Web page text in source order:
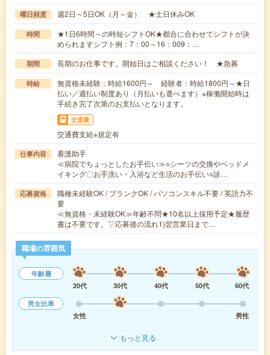
曜日頻度 週2日～5日OK（月～金） ★土日休みOK
時間
★1日6時間～の時短シフトOK★都合に合わせてシフトが決
められますシフト例：7：00～16：009：…
期間 長期のお仕事です。開始日はご相談ください！ ★急募
時給
無資格未経験：時給1600円～ 経験者：時給1800円～★日
払い／週払い制度あり（月払いも選べます）※稼働開始時は
手続き完了次第のお支払いとなります。
交通費
交通費支給※規定有
仕事内容
看護助手
≪病院でちょっとしたお手伝い≫○シーツの交換やベッドメ
イキング〇お手洗い・入浴など生活のお手伝い○診…
応募資格
職種未経験OK / ブランクOK / パソコンスキル不要 / 英語力不
要
≪無資格・未経験OK≫年齢不問★10名以上採用予定★履歴
書は不要です。▽応募後の流れ1)翌営業日まで…
職場の雰囲気
年齢層
20代
30代 40代 50代
60代
男女比率
女性
男性
もっと見る